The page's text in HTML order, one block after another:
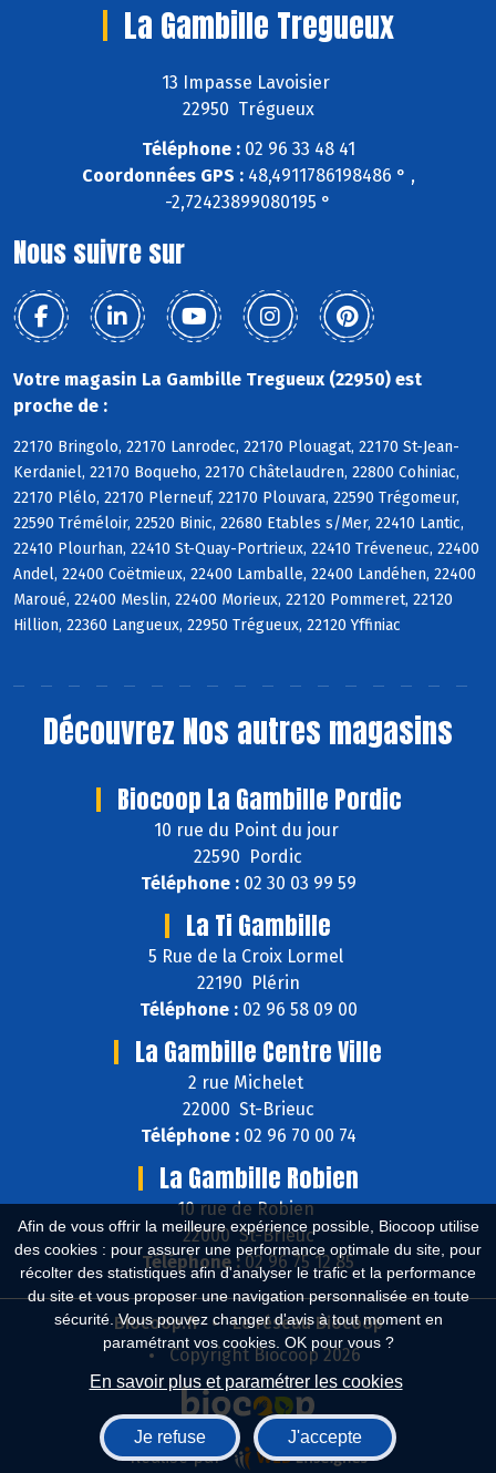
Afin de vous offrir la meilleure expérience possible, Biocoop utilise
des cookies : pour assurer une performance optimale du site, pour
récolter des statistiques afin d'analyser le trafic et la performance
du site et vous proposer une navigation personnalisée en toute
sécurité. Vous pouvez changer d'avis à tout moment en
paramétrant vos cookies. OK pour vous ?
En savoir plus et paramétrer les cookies
Je refuse J'accepte
La Gambille Tregueux
13 Impasse Lavoisier
22950 Trégueux
Téléphone :02 96 33 48 41
Coordonnées GPS :48,4911786198486 ° ,
-2,72423899080195 °
Nous suivre sur
Votre magasin La Gambille Tregueux (22950) est
proche de :
22170 Bringolo, 22170 Lanrodec, 22170 Plouagat, 22170 St-Jean-
Kerdaniel, 22170 Boqueho, 22170 Châtelaudren, 22800 Cohiniac,
22170 Plélo, 22170 Plerneuf, 22170 Plouvara, 22590 Trégomeur,
22590 Tréméloir, 22520 Binic, 22680 Etables s/Mer, 22410 Lantic,
22410 Plourhan, 22410 St-Quay-Portrieux, 22410 Tréveneuc, 22400
Andel, 22400 Coëtmieux, 22400 Lamballe, 22400 Landéhen, 22400
Maroué, 22400 Meslin, 22400 Morieux, 22120 Pommeret, 22120
Hillion, 22360 Langueux, 22950 Trégueux, 22120 Yffiniac
Découvrez Nos autres magasins
Biocoop La Gambille Pordic
10 rue du Point du jour
22590 Pordic
Téléphone :02 30 03 99 59
La Ti Gambille
5 Rue de la Croix Lormel
22190 Plérin
Téléphone :02 96 58 09 00
La Gambille Centre Ville
2 rue Michelet
22000 St-Brieuc
Téléphone :02 96 70 00 74
La Gambille Robien
10 rue de Robien
22000 St-Brieuc
Téléphone :02 96 75 12 85
Biocoop.fr
Le réseau Biocoop
Copyright Biocoop 2026
Réalisé par